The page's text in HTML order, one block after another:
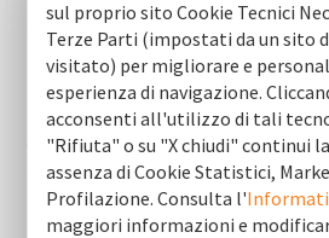
News (ultime
Chiusura estiva uffici
Indagine sul credito banca d’italia –
per le imprese
sul proprio sito Cookie Tecnici
Terze Parti (impostati da un sito
visitato) per migliorare e
esperienza di navigazione.
acconsenti all'utilizzo di tali
"Rifiuta" o su "X chiudi" continui
assenza di Cookie Statistici,
Profilazione. Consulta l'
maggiori informazioni e